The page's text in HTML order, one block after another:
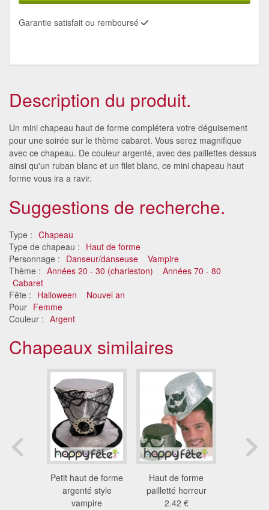
Garantie satisfait ou remboursé
Description du produit.
Un mini chapeau haut de forme complétera votre déguisement
pour une soirée sur le thème cabaret. Vous serez magnifique
avec ce chapeau. De couleur argenté, avec des paillettes dessus
ainsi qu'un ruban blanc et un filet blanc, ce mini chapeau haut
forme vous ira a ravir.
Suggestions de recherche.
Type : Chapeau
Type de chapeau : Haut de forme
Personnage : Danseur/danseuse
Vampire
Thème : Années 20 - 30 (charleston)
Années 70 - 80
Cabaret
Fête : Halloween
Nouvel an
Pour Femme
Couleur : Argent
Chapeaux similaires
Petit haut de forme
argenté style
vampire
Haut de forme
pailletté horreur
2.42 €